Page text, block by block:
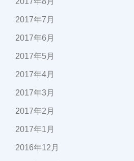
2017年7月
2017年6月
2017年5月
2017年4月
2017年3月
2017年2月
2017年1月
2016年12月